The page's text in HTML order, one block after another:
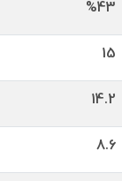
%43
15
14.2
8.6